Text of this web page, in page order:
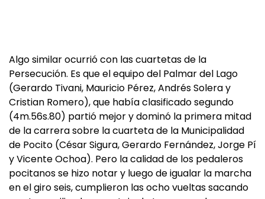
Algo similar ocurrió con las cuartetas de la
Persecución. Es que el equipo del Palmar del Lago
(Gerardo Tivani, Mauricio Pérez, Andrés Solera y
Cristian Romero), que había clasificado segundo
(4m.56s.80) partió mejor y dominó la primera mitad
de la carrera sobre la cuarteta de la Municipalidad
de Pocito (César Sigura, Gerardo Fernández, Jorge Pí
y Vicente Ochoa). Pero la calidad de los pedaleros
pocitanos se hizo notar y luego de igualar la marcha
en el giro seis, cumplieron las ocho vueltas sacando